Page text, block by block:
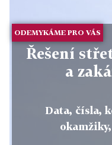
ODEMYKÁME PRO VÁS
Řešení
a
Data, čísla,